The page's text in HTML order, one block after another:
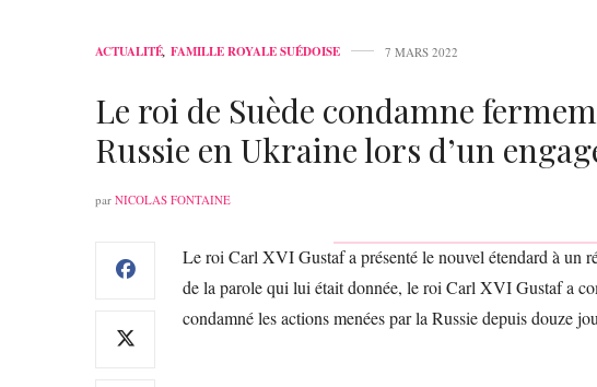
ACTUALITÉ, FAMILLE ROYALE SUÉDOISE 7 MARS 2022
Le roi de Suède condamne
Russie en Ukraine lors d’un
par NICOLAS FONTAINE
Le roi Carl XVI Gustaf a présenté le nouvel étendard à un
de la parole qui lui était donnée, le roi Carl XVI Gustaf a
condamné les actions menées par la Russie depuis douze